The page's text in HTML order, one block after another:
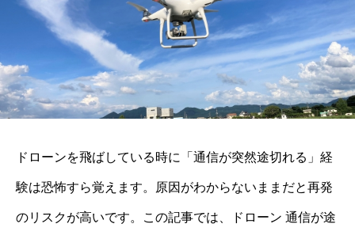
ドローンを飛ばしている時に「通信が突然途切れる」経
験は恐怖すら覚えます。原因がわからないままだと再発
のリスクが高いです。この記事では、ドローン 通信が途